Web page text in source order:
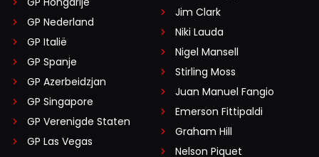
GP Nederland
GP Italië
GP Spanje
GP Azerbeidzjan
GP Singapore
GP Verenigde Staten
GP Las Vegas
Jim Clark
Niki Lauda
Nigel Mansell
Stirling Moss
Juan Manuel Fangio
Emerson Fittipaldi
Graham Hill
Nelson Piquet